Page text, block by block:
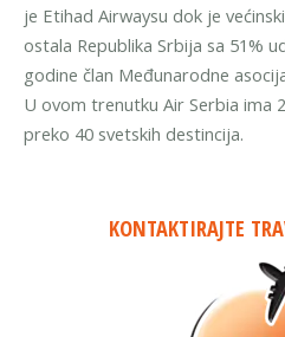
je Etihad Airwaysu dok je
ostala Republika Srbija sa 51%
godine član Međunarodne
U ovom trenutku Air Serbia ima
preko 40 svetskih destincija.
KONTAKTIRAJTE